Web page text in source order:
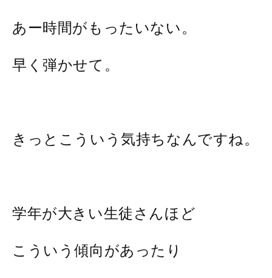
あー時間がもったいない。
早く弾かせて。
きっとこういう気持ちなんですね。
学年が大きい生徒さんほど
こういう傾向があったり